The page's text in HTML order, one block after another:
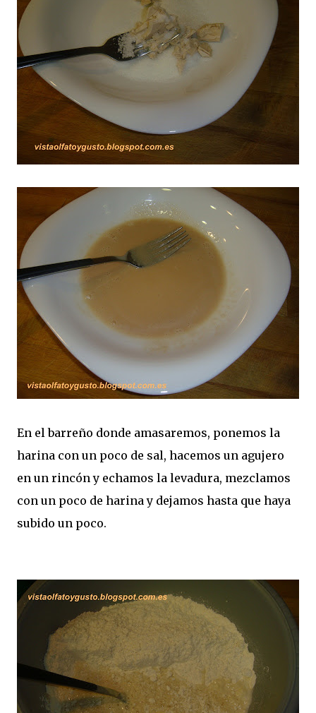
En el barreño donde amasaremos, ponemos la
harina con un poco de sal, hacemos un agujero
en un rincón y echamos la levadura, mezclamos
con un poco de harina y dejamos hasta que haya
subido un poco.